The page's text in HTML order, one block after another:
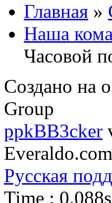
Главная »
Наша
Часовой
Создано на
Group
ppkBB3cker
Русская
Time :